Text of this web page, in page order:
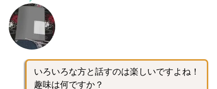
いろいろな方と話すのは楽しいですよね！
趣味は何ですか？